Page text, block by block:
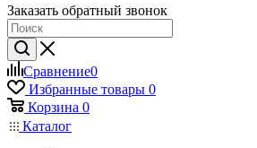
Заказать обратный звонок
Сравнение0
Избранные товары 0
Корзина 0
Каталог